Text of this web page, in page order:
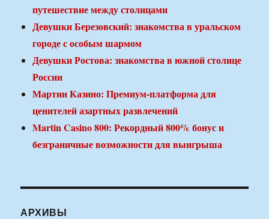
путешествие между столицами
Девушки Березовский: знакомства в уральском
городе с особым шармом
Девушки Ростова: знакомства в южной столице
России
Мартин Казино: Премиум-платформа для
ценителей азартных развлечений
Martin Casino 800: Рекордный 800% бонус и
безграничные возможности для выигрыша
АРХИВЫ